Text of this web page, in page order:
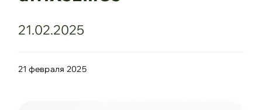
21.02.2025
21 февраля 2025